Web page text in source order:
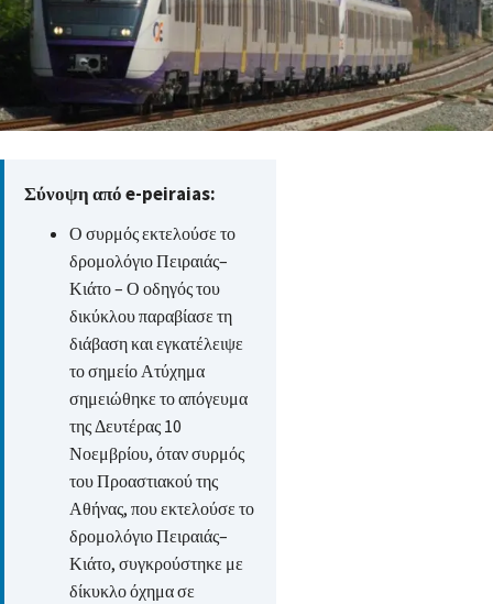
Σύνοψη από e-peiraias:
Ο συρμός εκτελούσε το
δρομολόγιο Πειραιάς–
Κιάτο – Ο οδηγός του
δικύκλου παραβίασε τη
διάβαση και εγκατέλειψε
το σημείο Ατύχημα
σημειώθηκε το απόγευμα
της Δευτέρας 10
Νοεμβρίου, όταν συρμός
του Προαστιακού της
Αθήνας, που εκτελούσε το
δρομολόγιο Πειραιάς–
Κιάτο, συγκρούστηκε με
δίκυκλο όχημα σε